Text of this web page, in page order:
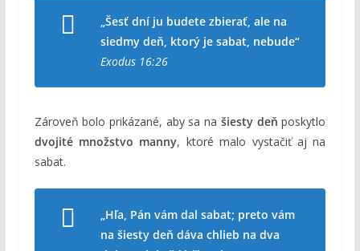
„Šesť dní ju budete zbierať, ale na
siedmy deň, ktorý je sabat, nebude“
Exodus 16:26
Zároveň bolo prikázané, aby sa na šiesty deň poskytlo
dvojité množstvo manny, ktoré malo vystačiť aj na
sabat.
„Hľa, Pán vám dal sabat; preto vám
na šiesty deň dáva chlieb na dva